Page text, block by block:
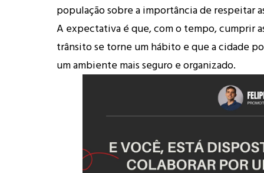
população sobre a importância de respeitar
A expectativa é que, com o tempo, cumprir
trânsito se torne um hábito e que a cidade
um ambiente mais seguro e organizado.